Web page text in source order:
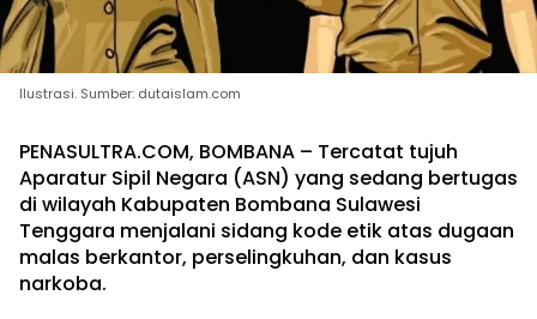
Ilustrasi. Sumber: dutaislam.com
PENASULTRA.COM, BOMBANA – Tercatat tujuh
Aparatur Sipil Negara (ASN) yang sedang bertugas
di wilayah Kabupaten Bombana Sulawesi
Tenggara menjalani sidang kode etik atas dugaan
malas berkantor, perselingkuhan, dan kasus
narkoba.